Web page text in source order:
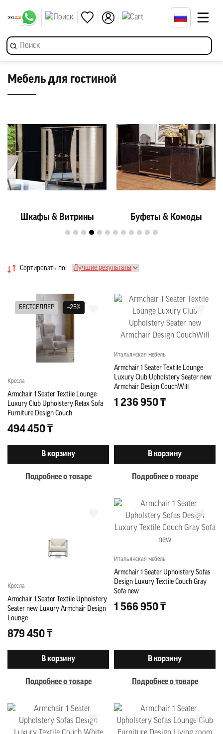
Мебель для гостиной
Шкафы & Витрины Буфеты & Комоды
Сортировать по:
БЕСТСЕЛЛЕР –25%
Кресла
Armchair 1 Seater Textile Lounge
Luxury Club Upholstery Relax Sofa
Furniture Design Couch
494 450 ₸
В корзину
Подробнее о товаре
Итальянская мебель
Armchair 1 Seater Textile Lounge
Luxury Club Upholstery Seater new
Armchair Design CouchWill
1 236 950 ₸
В корзину
Подробнее о товаре
Кресла
Armchair 1 Seater Textile Upholstery
Seater new Luxury Armchair Design
Lounge
879 450 ₸
В корзину
Подробнее о товаре
Итальянская мебель
Armchair 1 Seater Upholstery Sofas
Design Luxury Textile Couch Gray
Sofa new
1 566 950 ₸
В корзину
Подробнее о товаре